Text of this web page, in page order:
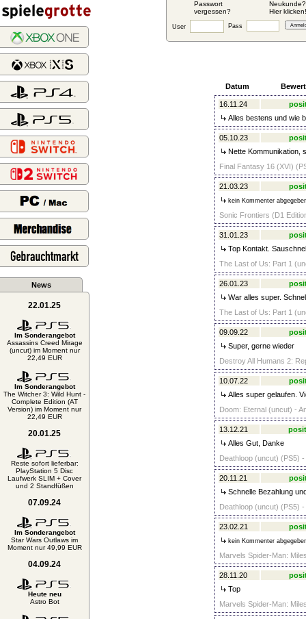
Passwort
vergessen?
Neukunde?
Hier klicken!
User Pass
News
22.01.25
Im Sonderangebot
Assassins Creed Mirage
(uncut) im Moment nur
22,49 EUR
Im Sonderangebot
The Witcher 3: Wild Hunt -
Complete Edition (AT
Version) im Moment nur
22,49 EUR
20.01.25
Reste sofort lieferbar:
PlayStation 5 Disc
Laufwerk SLIM + Cover
und 2 Standfüßen
07.09.24
Im Sonderangebot
Star Wars Outlaws im
Moment nur 49,99 EUR
04.09.24
Heute neu
Astro Bot
Datum
16.11.24
Alles bestens und wie
05.10.23
Nette Kommunikation,
Final Fantasy 16 (XVI)
21.03.23
kein Kommenter
Sonic Frontiers (D1
31.01.23
Top Kontakt.
The Last of Us: Part 1
26.01.23
War alles super.
The Last of Us: Part 1
09.09.22
Super, gerne wieder
Destroy All Humans 2:
10.07.22
Alles super gelaufen.
Doom: Eternal (uncut) -
13.12.21
Alles Gut, Danke
Deathloop (uncut) (PS5)
20.11.21
Schnelle Bezahlung
Deathloop (uncut) (PS5)
23.02.21
kein Kommenter
Marvels Spider-Man:
28.11.20
Top
Marvels Spider-Man: